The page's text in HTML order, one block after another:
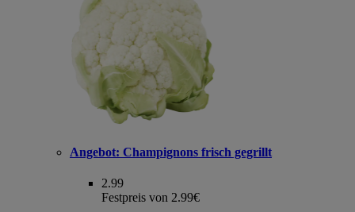
Angebot: Champignons frisch gegrillt
2.99
Festpreis von 2.99€